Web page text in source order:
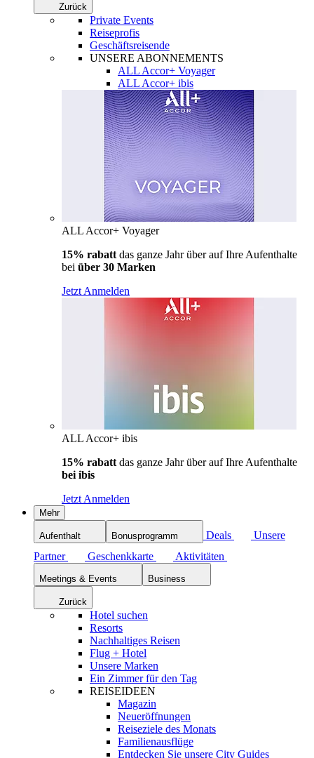
Zurück
Private Events
Reiseprofis
Geschäftsreisende
UNSERE ABONNEMENTS
ALL Accor+ Voyager
ALL Accor+ ibis
ALL Accor+ Voyager
15% rabatt das ganze Jahr über auf Ihre Aufenthalte
bei über 30 Marken
Jetzt Anmelden
ALL Accor+ ibis
15% rabatt das ganze Jahr über auf Ihre Aufenthalte
bei ibis
Jetzt Anmelden
Mehr
Aufenthalt Bonusprogramm Deals
Unsere
Partner
Geschenkkarte Aktivitäten
Meetings & Events Business
Zurück
Hotel suchen
Resorts
Nachhaltiges Reisen
Flug + Hotel
Unsere Marken
Ein Zimmer für den Tag
REISEIDEEN
Magazin
Neueröffnungen
Reiseziele des Monats
Familienausflüge
Entdecken Sie unsere City Guides